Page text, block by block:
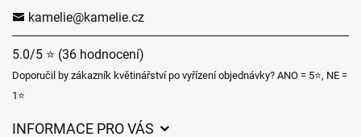
kamelie@kamelie.cz
5.0/5 ⭐ (36 hodnocení)
Doporučil by zákazník květinářství po vyřízení objednávky? ANO = 5⭐, NE =
1⭐
INFORMACE PRO VÁS